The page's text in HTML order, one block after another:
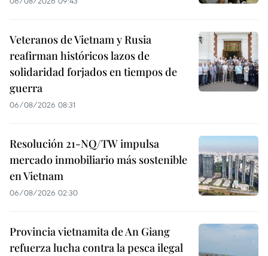
Veteranos de Vietnam y Rusia
reafirman históricos lazos de
solidaridad forjados en tiempos de
guerra
06/08/2026 08:31
Resolución 21-NQ/TW impulsa
mercado inmobiliario más sostenible
en Vietnam
06/08/2026 02:30
Provincia vietnamita de An Giang
refuerza lucha contra la pesca ilegal